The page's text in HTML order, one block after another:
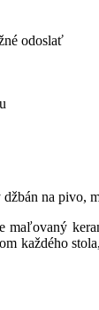
odoslať
na pivo,
maľovaný
každého